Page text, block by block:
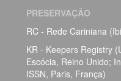
PRESERVAÇÃO
RC - Rede Cariniana
KR - Keepers Registry
Escócia, Reino Unido;
ISSN, Paris, França)